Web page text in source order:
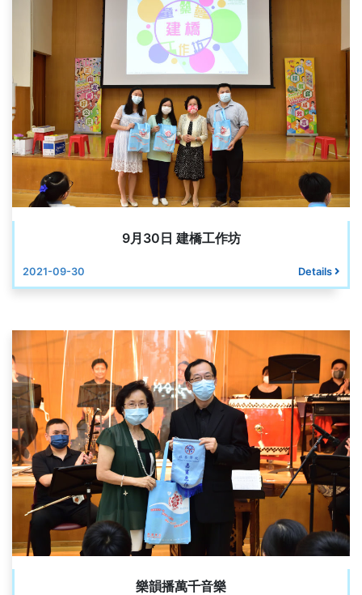
9月30日 建橋工作坊
2021-09-30 Details
樂韻播萬千音樂